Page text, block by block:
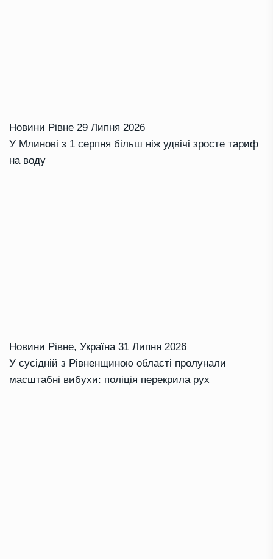
Новини Рівне 29 Липня 2026
У Млинові з 1 серпня більш ніж удвічі зросте тариф
на воду
Новини Рівне, Україна 31 Липня 2026
У сусідній з Рівненщиною області пролунали
масштабні вибухи: поліція перекрила рух